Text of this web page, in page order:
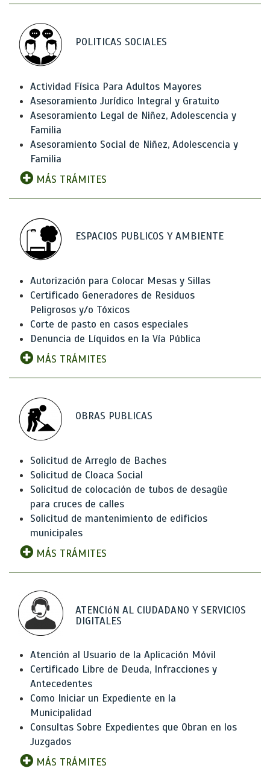
POLITICAS SOCIALES
Actividad Física Para Adultos Mayores
Asesoramiento Jurídico Integral y Gratuito
Asesoramiento Legal de Niñez, Adolescencia y
Familia
Asesoramiento Social de Niñez, Adolescencia y
Familia
MÁS TRÁMITES
ESPACIOS PUBLICOS Y AMBIENTE
Autorización para Colocar Mesas y Sillas
Certificado Generadores de Residuos
Peligrosos y/o Tóxicos
Corte de pasto en casos especiales
Denuncia de Líquidos en la Vía Pública
MÁS TRÁMITES
OBRAS PUBLICAS
Solicitud de Arreglo de Baches
Solicitud de Cloaca Social
Solicitud de colocación de tubos de desagüe
para cruces de calles
Solicitud de mantenimiento de edificios
municipales
MÁS TRÁMITES
ATENCIóN AL CIUDADANO Y SERVICIOS
DIGITALES
Atención al Usuario de la Aplicación Móvil
Certificado Libre de Deuda, Infracciones y
Antecedentes
Como Iniciar un Expediente en la
Municipalidad
Consultas Sobre Expedientes que Obran en los
Juzgados
MÁS TRÁMITES